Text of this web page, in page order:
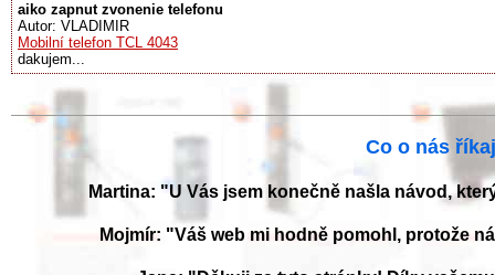
aiko zapnut zvonenie telefonu
Autor: VLADIMIR
Mobilní telefon TCL 4043
dakujem...
Co o nás
Martina: "U Vás jsem konečně našla návod,
Mojmír: "Váš web mi hodně pomohl, protože